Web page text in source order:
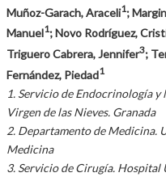
Muñoz-Garach, Araceli1;
Manuel1; Novo Rodríguez,
Triguero Cabrera, Jennifer3;
Fernández, Piedad1
1. Servicio de Endocrinología
Virgen de las Nieves. Granada
2. Departamento de Medicina.
Medicina
3. Servicio de Cirugía.